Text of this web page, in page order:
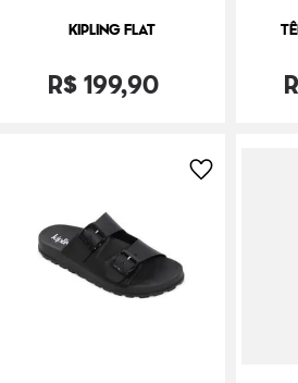
KIPLING FLAT
R$199,90